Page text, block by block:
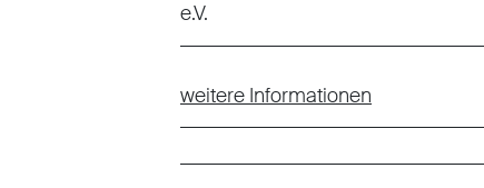
e.V.
weitere Informationen